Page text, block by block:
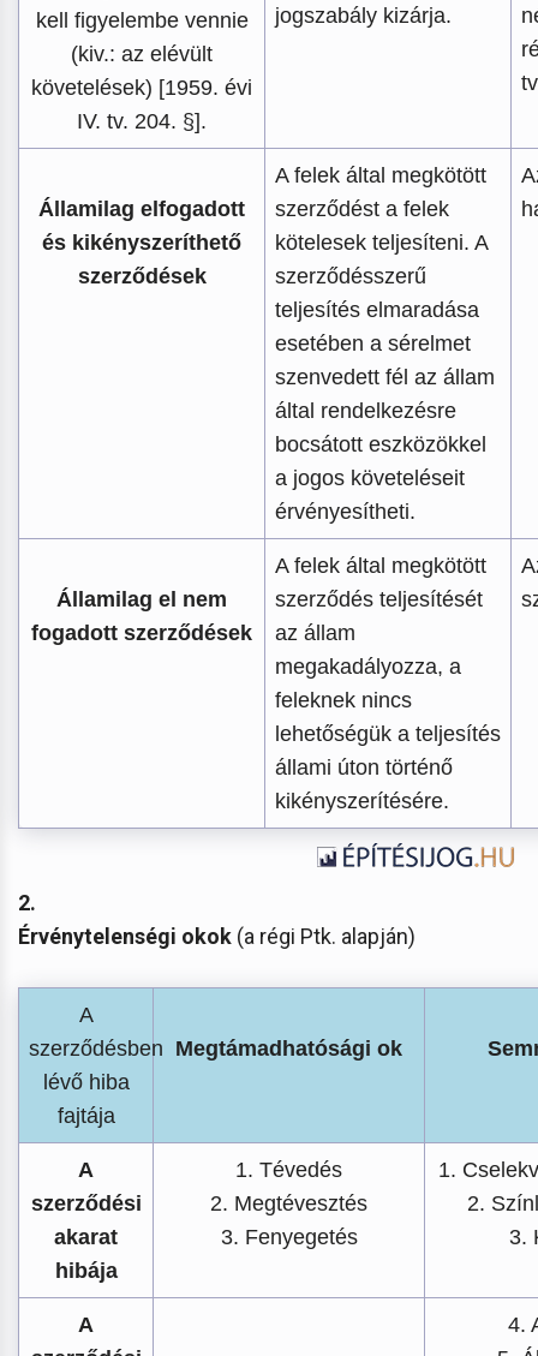
kell figyelembe vennie
(kiv.: az elévült
követelések) [1959. évi
IV. tv. 204. §].
jogszabály kizárja.
Államilag elfogadott
és kikényszeríthető
szerződések
A felek által megkötött
szerződést a felek
kötelesek teljesíteni. A
szerződésszerű
teljesítés elmaradása
esetében a sérelmet
szenvedett fél az állam
által rendelkezésre
bocsátott eszközökkel
a jogos követeléseit
érvényesítheti.
Államilag el nem
fogadott szerződések
A felek által megkötött
szerződés teljesítését
az állam
megakadályozza, a
feleknek nincs
lehetőségük a teljesítés
állami úton történő
kikényszerítésére.
2.
Érvénytelenségi okok (a régi Ptk. alapján)
A
szerződésben
lévő hiba
fajtája
Megtámadhatósági ok
A
szerződési
akarat
hibája
1. Tévedés
2. Megtévesztés
3. Fenyegetés
1.
2.
3.
A
4.